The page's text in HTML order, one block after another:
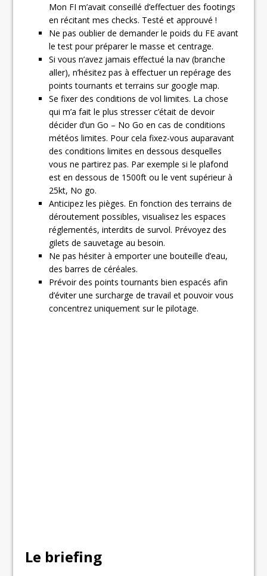
Mon FI m’avait conseillé d’effectuer des footings
en récitant mes checks. Testé et approuvé !
Ne pas oublier de demander le poids du FE avant
le test pour préparer le masse et centrage.
Si vous n’avez jamais effectué la nav (branche
aller), n’hésitez pas à effectuer un repérage des
points tournants et terrains sur google map.
Se fixer des conditions de vol limites. La chose
qui m’a fait le plus stresser c’était de devoir
décider d’un Go – No Go en cas de conditions
météos limites. Pour cela fixez-vous auparavant
des conditions limites en dessous desquelles
vous ne partirez pas. Par exemple si le plafond
est en dessous de 1500ft ou le vent supérieur à
25kt, No go.
Anticipez les pièges. En fonction des terrains de
déroutement possibles, visualisez les espaces
réglementés, interdits de survol. Prévoyez des
gilets de sauvetage au besoin.
Ne pas hésiter à emporter une bouteille d’eau,
des barres de céréales.
Prévoir des points tournants bien espacés afin
d’éviter une surcharge de travail et pouvoir vous
concentrez uniquement sur le pilotage.
Le briefing